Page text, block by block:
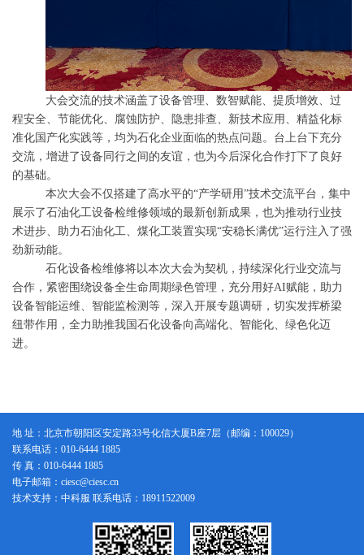
大会交流的技术涵盖了设备管理、 数智赋能、 提质增效、 过
程安全、 节能优化、腐蚀防护、隐患排查、 新技术应用 、 精益化标
准化国产化实践等，均为石化企业面临的热点问题。台上台下充分
交流，增进了设备 同行之间的友谊 ， 也为今后深化合作打下了良好
的基础。
本次大会不仅搭建了高水平的“产学研用”技术交流平台， 集中
展示了石油化工设备检维修领域的最新创新成果， 也为推动行业技
术进步、助力石油化工、煤化工装置实现“安稳长满优”运行注入了强
劲新动能。
石化设备检维修将以本次大会为契机，持续深化行业交流与
合作，紧密围绕设备全生命周期绿色管理，充分用好AI赋能，助力
设备智能运维、智能监检测等，深入开展专题调研，切实发挥桥梁
纽带作用，全力助推我国石化设备向高端化、智能化、绿色化迈
进。
地 址：北京市朝阳区安定路33号化信大厦B座7层（邮编：100029）
联系电话：010-6444 1885
传 真：010-6444 1885
电子邮箱：ciesc@ciesc.cn
技术支持：中科服 联系电话：18911522009